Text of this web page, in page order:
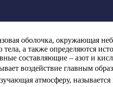
оболочка, окружающая
тела, а также определяются
составляющие – азот и
воздействие главным
атмосферу,